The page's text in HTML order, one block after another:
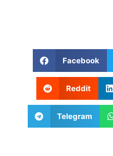
Facebook
Reddit
Telegram